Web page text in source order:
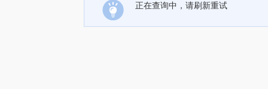
正在查询中，请刷新重试